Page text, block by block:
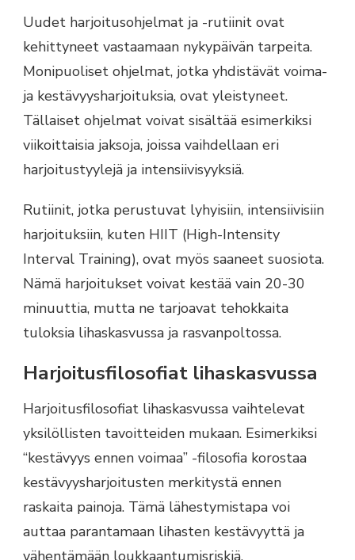
Uudet harjoitusohjelmat ja -rutiinit ovat
kehittyneet vastaamaan nykypäivän tarpeita.
Monipuoliset ohjelmat, jotka yhdistävät voima-
ja kestävyysharjoituksia, ovat yleistyneet.
Tällaiset ohjelmat voivat sisältää esimerkiksi
viikoittaisia jaksoja, joissa vaihdellaan eri
harjoitustyylejä ja intensiivisyyksiä.
Rutiinit, jotka perustuvat lyhyisiin, intensiivisiin
harjoituksiin, kuten HIIT (High-Intensity
Interval Training), ovat myös saaneet suosiota.
Nämä harjoitukset voivat kestää vain 20-30
minuuttia, mutta ne tarjoavat tehokkaita
tuloksia lihaskasvussa ja rasvanpoltossa.
Harjoitusfilosofiat lihaskasvussa
Harjoitusfilosofiat lihaskasvussa vaihtelevat
yksilöllisten tavoitteiden mukaan. Esimerkiksi
“kestävyys ennen voimaa” -filosofia korostaa
kestävyysharjoitusten merkitystä ennen
raskaita painoja. Tämä lähestymistapa voi
auttaa parantamaan lihasten kestävyyttä ja